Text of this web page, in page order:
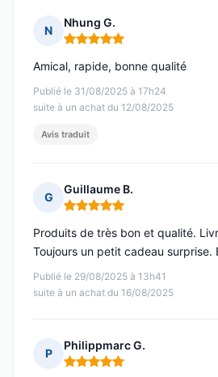
N
Nhung G.
Note : 5 sur 5
Publié le 31/08/2025 à 17h24
suite à un achat du 12/08/2025
Amical, rapide, bonne qualité
Avis traduit
G
Guillaume B.
Note : 5 sur 5
Publié le 29/08/2025 à 13h41
suite à un achat du 16/08/2025
Produits de très bon et qualité.
Toujours un petit cadeau surprise.
P
Philippmarc G.
Note : 5 sur 5